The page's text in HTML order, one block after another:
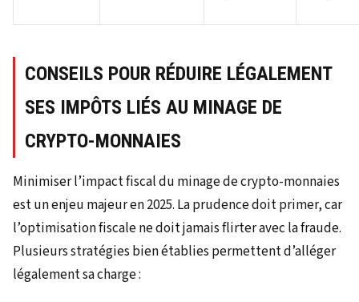
CONSEILS POUR RÉDUIRE LÉGALEMENT
SES IMPÔTS LIÉS AU MINAGE DE
CRYPTO-MONNAIES
Minimiser l’impact fiscal du minage de crypto-monnaies
est un enjeu majeur en 2025. La prudence doit primer, car
l’optimisation fiscale ne doit jamais flirter avec la fraude.
Plusieurs stratégies bien établies permettent d’alléger
légalement sa charge :